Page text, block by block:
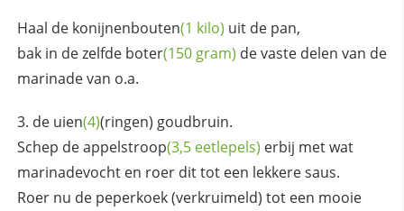
Haal de konijnenbouten(1 kilo) uit de pan,
bak in de zelfde boter(150 gram) de vaste delen van de
marinade van o.a.
de uien(4)(ringen) goudbruin.
Schep deappelstroop(3,5 eetlepels) erbij met wat
marinadevocht en roer dit tot een lekkere saus.
Roer nu de peperkoek (verkruimeld) tot een mooie